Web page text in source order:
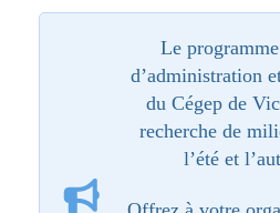
Le
d’administration
du Cégep de
recherche de
l’été et